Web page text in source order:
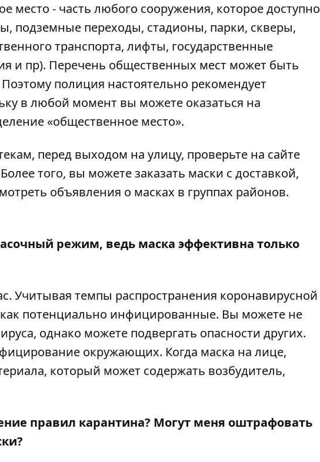
место - часть любого сооружения, которое доступно
подземные переходы, стадионы, парки, скверы,
транспорта, лифты, государственные
и пр). Перечень общественных мест может быть
полиция настоятельно рекомендует
в любой момент вы можете оказаться на
«общественное место».
перед выходом на улицу, проверьте на сайте
того, вы можете заказать маски с доставкой,
объявления о масках в группах районов.
режим, ведь маска эффективна только
Учитывая темпы распространения коронавирусной
потенциально инфицированные. Вы можете не
однако можете подвергать опасности других.
окружающих. Когда маска на лице,
который может содержать возбудитель,
правил карантина? Могут меня оштрафовать